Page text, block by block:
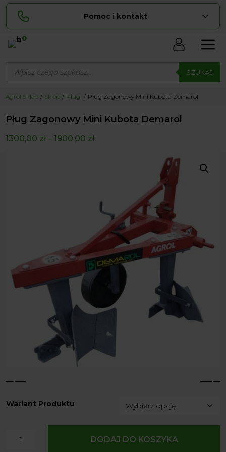
Pomoc i kontakt
Sylwia
pokaż numer
729 856 ... pokaż numer
zamowienia@ ... pokaż e-mail
biuro@ ...
Biuro obsługi klienta czynne Pn-Sb: 8:00 – 20:00
0
produktów SZUKAJ
Agrol Sklep Sklep Pługi Pług Zagonowy Mini Kubota Demarol
Pług Zagonowy Mini Kubota Demarol
1300,00 zł–1900,00 zł
4 5
Wariant Produktu
DODAJ DO KOSZYKA